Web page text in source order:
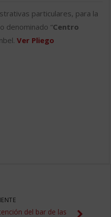
particulares, para la
denominado “Centro
Ver Pliego
del bar de las